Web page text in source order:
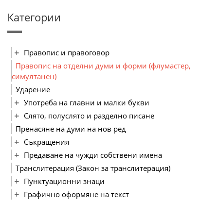
Категории
Правопис и правоговор
Правопис на отделни думи и форми (флумастер,
симултанен)
Ударение
Употреба на главни и малки букви
Слято, полуслято и разделно писане
Пренасяне на думи на нов ред
Съкращения
Предаване на чужди собствени имена
Транслитерация (Закон за транслитерация)
Пунктуационни знаци
Графично оформяне на текст